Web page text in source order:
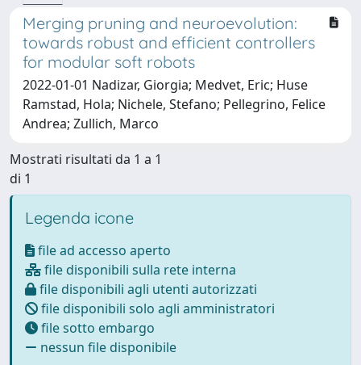
Merging pruning and neuroevolution:
towards robust and efficient controllers
for modular soft robots
2022-01-01 Nadizar, Giorgia; Medvet, Eric; Huse
Ramstad, Hola; Nichele, Stefano; Pellegrino, Felice
Andrea; Zullich, Marco
Mostrati risultati da 1 a 1
di 1
Legenda icone
file ad accesso aperto
file disponibili sulla rete interna
file disponibili agli utenti autorizzati
file disponibili solo agli amministratori
file sotto embargo
nessun file disponibile